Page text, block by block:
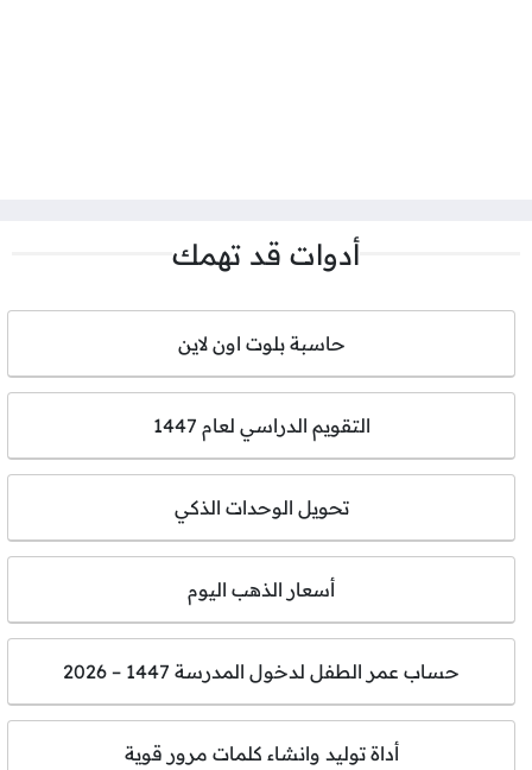
أدوات قد تهمك
حاسبة بلوت اون لاين
التقويم الدراسي لعام 1447
تحويل الوحدات الذكي
أسعار الذهب اليوم
حساب عمر الطفل لدخول المدرسة 1447 – 2026
أداة توليد وانشاء كلمات مرور قوية